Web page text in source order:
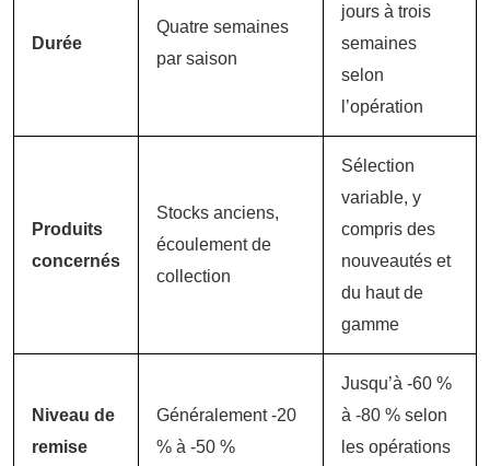
Durée
Quatre semaines
par saison
jours à trois
semaines
selon
l’opération
Produits
concernés
Stocks anciens,
écoulement de
collection
Sélection
variable, y
compris des
nouveautés et
du haut de
gamme
Niveau de
remise
Généralement -20
% à -50 %
Jusqu’à -60 %
à -80 % selon
les opérations